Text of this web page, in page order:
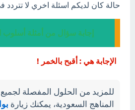
حالة كان لديكم اسئلة اخري لا
إجابة سؤال من أمثلة أسلوب
الإجابة هي : أقبح بالخمر !
للمزيد من الحلول المفصلة
المناهج السعودية، يمكنك زيارة